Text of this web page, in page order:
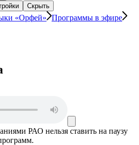
Скрыть
«Орфей»
Программы в эфире
РАО нельзя ставить на паузу